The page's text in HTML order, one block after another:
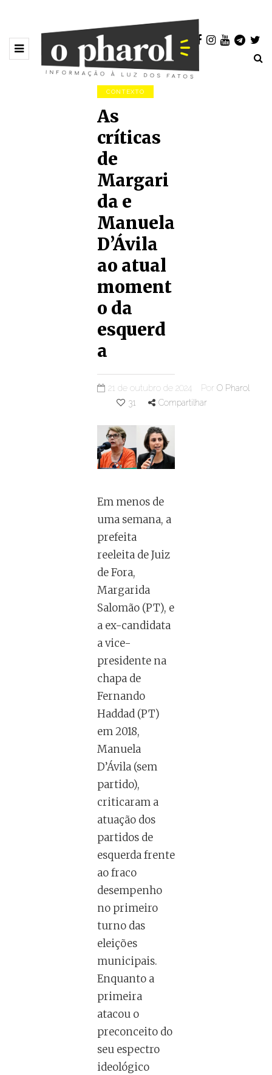
CONTEXTO
As
críticas
de
Margari
da e
Manuela
D’Ávila
ao atual
moment
o da
esquerd
a
21 de outubro de 2024 Por O Pharol
31
Compartilhar
Em menos de
uma semana, a
prefeita
reeleita de Juiz
de Fora,
Margarida
Salomão (PT), e
a ex-candidata
a vice-
presidente na
chapa de
Fernando
Haddad (PT)
em 2018,
Manuela
D’Ávila (sem
partido),
criticaram a
atuação dos
partidos de
esquerda frente
ao fraco
desempenho
no primeiro
turno das
eleições
municipais.
Enquanto a
primeira
atacou o
preconceito do
seu espectro
ideológico